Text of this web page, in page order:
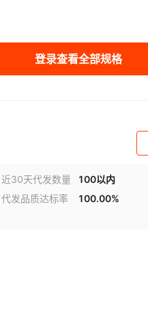
登录查看全部规格
近30天代发数量 100以内
代发品质达标率
100.00%